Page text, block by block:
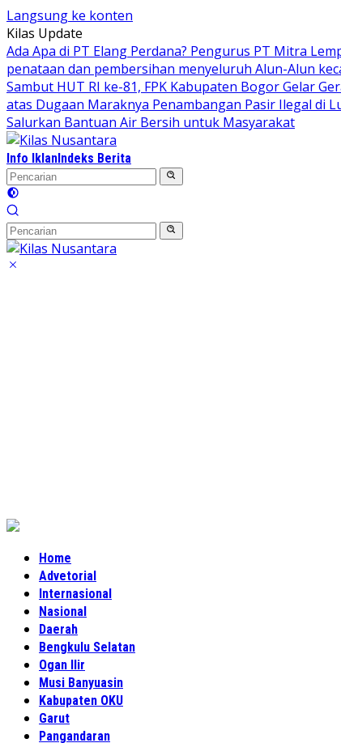
Langsung ke konten
Kilas Update
Ada Apa di PT Elang Perdana? Pengurus PT Mitra
penataan dan pembersihan menyeluruh Alun-Alun
Sambut HUT RI ke-81, FPK Kabupaten Bogor Gelar
atas Dugaan Maraknya Penambangan Pasir Ilegal di
Salurkan Bantuan Air Bersih untuk Masyarakat
Info IklanIndeks Berita
Home
Advetorial
Internasional
Nasional
Daerah
Bengkulu Selatan
Ogan Ilir
Musi Banyuasin
Kabupaten OKU
Garut
Pangandaran